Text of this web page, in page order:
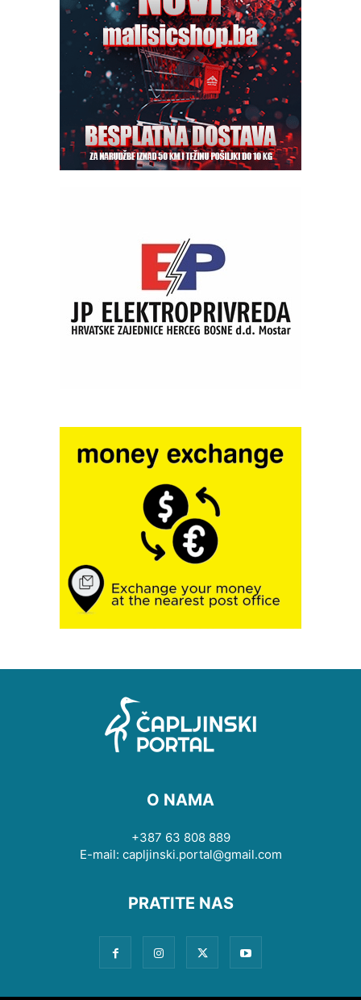
O NAMA
+387 63 808 889
E-mail: capljinski.portal@gmail.com
PRATITE NAS